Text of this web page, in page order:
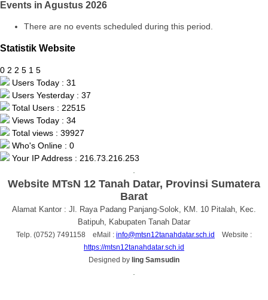
Events in Agustus 2026
There are no events scheduled during this period.
Statistik Website
0 2 2 5 1 5
Users Today : 31
Users Yesterday : 37
Total Users : 22515
Views Today : 34
Total views : 39927
Who's Online : 0
Your IP Address : 216.73.216.253
Website MTsN 12 Tanah Datar, Provinsi Sumatera
Barat
Alamat Kantor : Jl. Raya Padang Panjang-Solok, KM. 10 Pitalah, Kec.
Batipuh, Kabupaten Tanah Datar
Telp. (0752) 7491158 eMail : info@mtsn12tanahdatar.sch.id
Website :
https://mtsn12tanahdatar.sch.id
Designed by Iing Samsudin